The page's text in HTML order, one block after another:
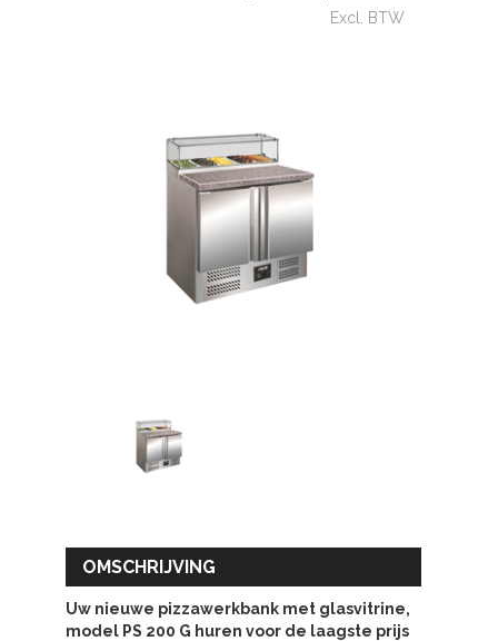
Excl. BTW
OMSCHRIJVING
Uw nieuwe pizzawerkbank met glasvitrine,
model PS 200 G huren voor de laagste prijs